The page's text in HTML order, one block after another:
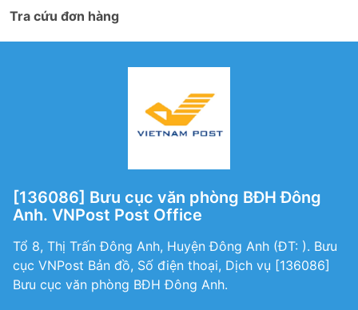
Tra cứu đơn hàng
[136086] Bưu cục văn phòng BĐH Đông
Anh. VNPost Post Office
Tổ 8, Thị Trấn Đông Anh, Huyện Đông Anh (ÐT: ). Bưu
cục VNPost Bản đồ, Số điện thoại, Dịch vụ [136086]
Bưu cục văn phòng BĐH Đông Anh.